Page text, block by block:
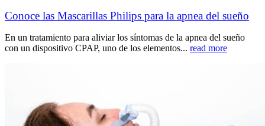
Conoce las Mascarillas Philips para la apnea del sueño
En un tratamiento para aliviar los síntomas de la apnea del sueño
con un dispositivo CPAP, uno de los elementos... read more